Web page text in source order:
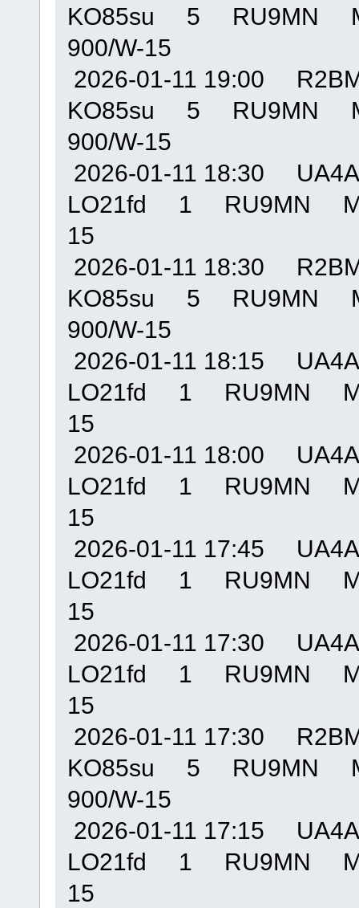
KO85su 5 RU9MN
900/W-15
2026-01-11 19:00
KO85su 5 RU9MN
900/W-15
2026-01-11 18:30
LO21fd 1 RU9MN
15
2026-01-11 18:30
KO85su 5 RU9MN
900/W-15
2026-01-11 18:15
LO21fd 1 RU9MN
15
2026-01-11 18:00
LO21fd 1 RU9MN
15
2026-01-11 17:45
LO21fd 1 RU9MN
15
2026-01-11 17:30
LO21fd 1 RU9MN
15
2026-01-11 17:30
KO85su 5 RU9MN
900/W-15
2026-01-11 17:15
LO21fd 1 RU9MN
15